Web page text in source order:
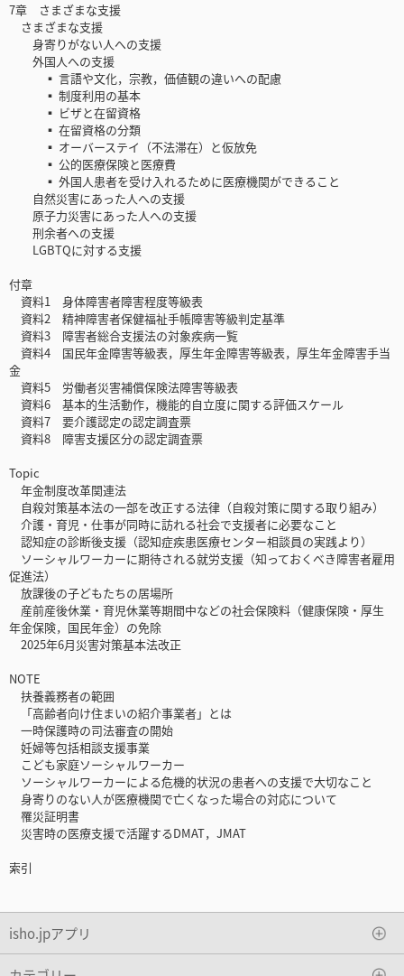
7章 さまざまな支援
さまざまな支援
身寄りがない人への支援
外国人への支援
▪ 言語や文化，宗教，価値観の違いへの配慮
▪ 制度利用の基本
▪ ビザと在留資格
▪ 在留資格の分類
▪ オーバーステイ（不法滞在）と仮放免
▪ 公的医療保険と医療費
▪ 外国人患者を受け入れるために医療機関ができること
自然災害にあった人への支援
原子力災害にあった人への支援
刑余者への支援
LGBTQに対する支援
付章
資料1 身体障害者障害程度等級表
資料2 精神障害者保健福祉手帳障害等級判定基準
資料3 障害者総合支援法の対象疾病一覧
資料4 国民年金障害等級表，厚生年金障害等級表，厚生年金障害手当
金
資料5 労働者災害補償保険法障害等級表
資料6 基本的生活動作，機能的自立度に関する評価スケール
資料7 要介護認定の認定調査票
資料8 障害支援区分の認定調査票
Topic
年金制度改革関連法
自殺対策基本法の一部を改正する法律（自殺対策に関する取り組み）
介護・育児・仕事が同時に訪れる社会で支援者に必要なこと
認知症の診断後支援（認知症疾患医療センター相談員の実践より）
ソーシャルワーカーに期待される就労支援（知っておくべき障害者雇用
促進法）
放課後の子どもたちの居場所
産前産後休業・育児休業等期間中などの社会保険料（健康保険・厚生
年金保険，国民年金）の免除
2025年6月災害対策基本法改正
NOTE
扶養義務者の範囲
「高齢者向け住まいの紹介事業者」とは
一時保護時の司法審査の開始
妊婦等包括相談支援事業
こども家庭ソーシャルワーカー
ソーシャルワーカーによる危機的状況の患者への支援で大切なこと
身寄りのない人が医療機関で亡くなった場合の対応について
罹災証明書
災害時の医療支援で活躍するDMAT，JMAT
索引
isho.jpアプリ